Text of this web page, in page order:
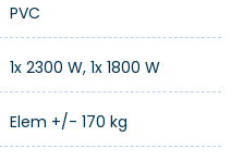
PVC
1x 2300 W, 1x 1800 W
Elem +/- 170 kg